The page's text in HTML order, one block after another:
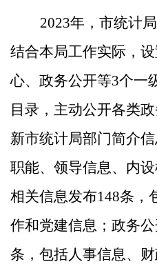
2023年，市统计局
结合本局工作实际，
心、政务公开等3个一
目录， 主动公开各类政
新市统计局部门简介
职能、领导信息、内设
相关信息发布148条，
作和党建信息；政务
条，包括人事信息、